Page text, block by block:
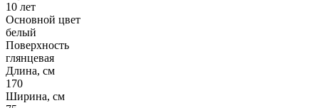
10 лет
Основной цвет
белый
Поверхность
глянцевая
Длина, см
170
Ширина, см